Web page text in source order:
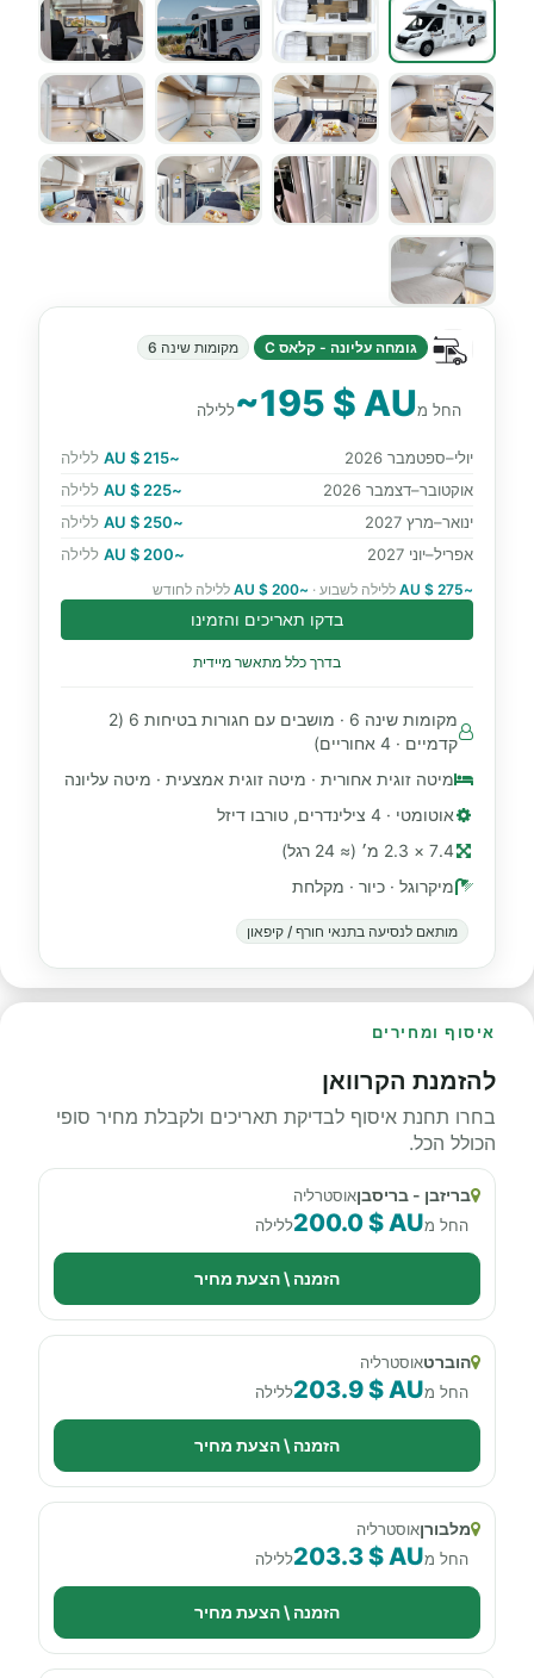
גומחה עליונה - קלאס C מקומות שינה 6
החל מ~195 $ AUללילה
יולי–ספטמבר 2026 ~215 $ AU
ללילה
אוקטובר–דצמבר 2026
~225 $ AU
ללילה
ינואר–מרץ 2027
~250 $ AU
ללילה
אפריל–יוני 2027
~200 $ AU ללילה
~275 $ AU ללילה לשבוע · ~200 $ AU ללילה לחודש
בדקו תאריכים והזמינו
בדרך כלל מתאשר מיידית
מקומות שינה 6 · מושבים עם חגורות בטיחות 6 (2
קדמיים · 4 אחוריים)
מיטה זוגית אחורית · מיטה זוגית אמצעית · מיטה עליונה
אוטומטי · 4 צילינדרים, טורבו דיזל
7.4 × 2.3 מ׳ (≈ 24 רגל)
מיקרוגל · כיור · מקלחת
מותאם לנסיעה בתנאי חורף / קיפאון
איסוף ומחירים
להזמנת הקרוואן
בחרו תחנת איסוף לבדיקת תאריכים ולקבלת מחיר סופי
הכולל הכל.
בריזבן - בריסבןאוסטרליה
החל מ200.0 $ AUללילה
הזמנה \ הצעת מחיר
הוברטאוסטרליה
החל מ203.9 $ AUללילה
הזמנה \ הצעת מחיר
מלבורןאוסטרליה
החל מ203.3 $ AUללילה
הזמנה \ הצעת מחיר